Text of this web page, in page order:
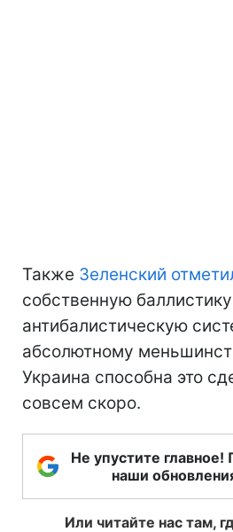
Также Зеленский
собственную
антибалистическую
абсолютному
Украина способна это
совсем скоро.
Не упустите
наши
Или читайте нас там,